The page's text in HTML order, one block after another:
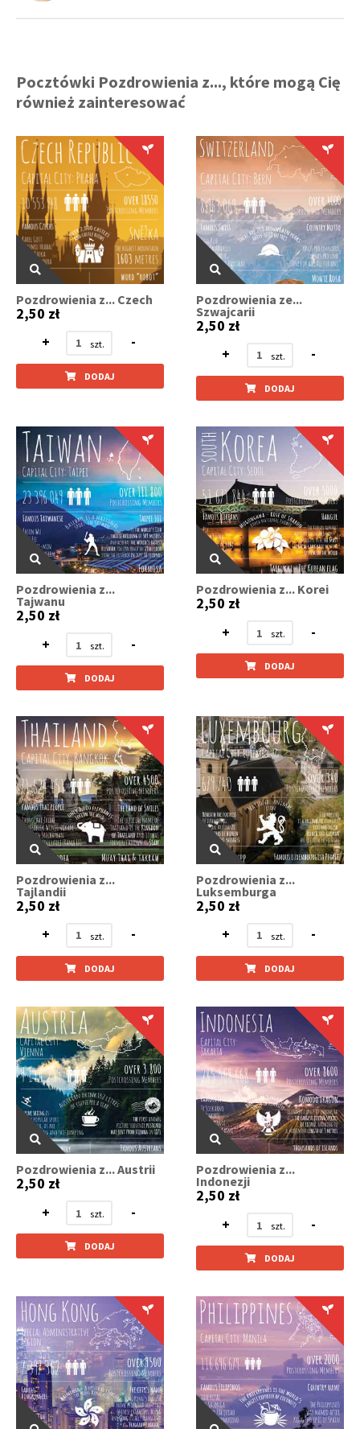
Pocztówki Pozdrowienia z..., które mogą Cię
również zainteresować
Pozdrowienia z... Czech
2,50 zł
+
-
DODAJ
Pozdrowienia ze...
Szwajcarii
2,50 zł
+
-
DODAJ
Pozdrowienia z...
Tajwanu
2,50 zł
+
-
DODAJ
Pozdrowienia z... Korei
2,50 zł
+
-
DODAJ
Pozdrowienia z...
Tajlandii
2,50 zł
+
-
DODAJ
Pozdrowienia z...
Luksemburga
2,50 zł
+
-
DODAJ
Pozdrowienia z... Austrii
2,50 zł
+
-
DODAJ
Pozdrowienia z...
Indonezji
2,50 zł
+
-
DODAJ